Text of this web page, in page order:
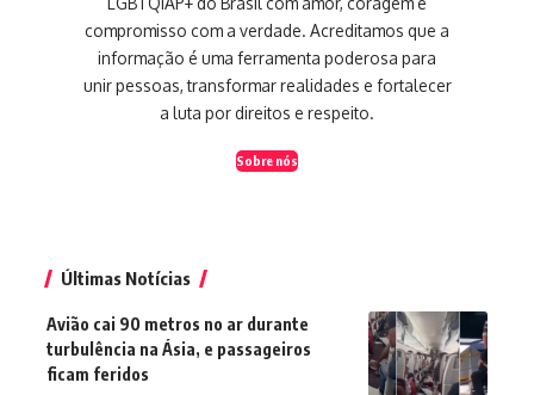
compromisso com a verdade. Acreditamos que a
informação é uma ferramenta poderosa para
unir pessoas, transformar realidades e fortalecer
a luta por direitos e respeito.
Sobre nós
Últimas Notícias
Avião cai 90 metros no ar durante
turbulência na Ásia, e passageiros
ficam feridos